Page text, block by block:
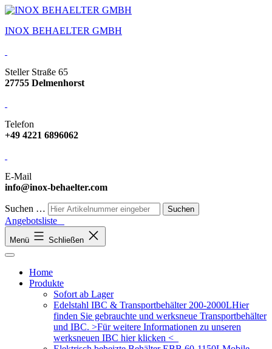
INOX BEHAELTER GMBH
Steller Straße 65
27755 Delmenhorst
Telefon
+49 4221 6896062
E-Mail
info@inox-behaelter.com
Suchen …
Angebotsliste
Menü Schließen
Home
Produkte
Sofort ab Lager
Edelstahl IBC & Transportbehälter 200-2000LHier
finden Sie gebrauchte und werksneue Transportbehälter
und IBC. >Für weitere Informationen zu unseren
werksneuen IBC hier klicken <